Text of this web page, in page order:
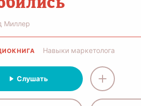
Миллер
Навыки маркетолога
Слушать